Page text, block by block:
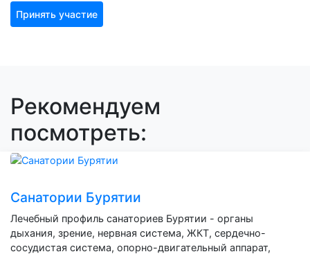
Принять участие
Рекомендуем
посмотреть:
Санатории Бурятии
Лечебный профиль санаториев Бурятии - органы
дыхания, зрение, нервная система, ЖКТ, сердечно-
сосудистая система, опорно-двигательный аппарат,